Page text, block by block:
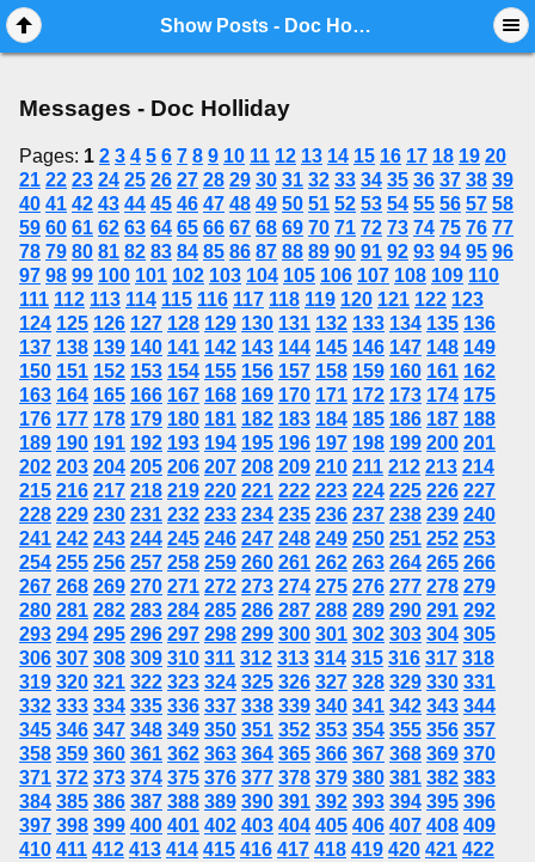
Show Posts - Doc Holliday
Messages - Doc Holliday
Pages: 1 2 3 4 5 6 7 8 9 10 11 12 13 14 15 16 17 18 19 20
21 22 23 24 25 26 27 28 29 30 31 32 33 34 35 36 37 38 39
40 41 42 43 44 45 46 47 48 49 50 51 52 53 54 55 56 57 58
59 60 61 62 63 64 65 66 67 68 69 70 71 72 73 74 75 76 77
78 79 80 81 82 83 84 85 86 87 88 89 90 91 92 93 94 95 96
97 98 99 100 101 102 103 104 105 106 107 108 109 110
111 112 113 114 115 116 117 118 119 120 121 122 123
124 125 126 127 128 129 130 131 132 133 134 135 136
137 138 139 140 141 142 143 144 145 146 147 148 149
150 151 152 153 154 155 156 157 158 159 160 161 162
163 164 165 166 167 168 169 170 171 172 173 174 175
176 177 178 179 180 181 182 183 184 185 186 187 188
189 190 191 192 193 194 195 196 197 198 199 200 201
202 203 204 205 206 207 208 209 210 211 212 213 214
215 216 217 218 219 220 221 222 223 224 225 226 227
228 229 230 231 232 233 234 235 236 237 238 239 240
241 242 243 244 245 246 247 248 249 250 251 252 253
254 255 256 257 258 259 260 261 262 263 264 265 266
267 268 269 270 271 272 273 274 275 276 277 278 279
280 281 282 283 284 285 286 287 288 289 290 291 292
293 294 295 296 297 298 299 300 301 302 303 304 305
306 307 308 309 310 311 312 313 314 315 316 317 318
319 320 321 322 323 324 325 326 327 328 329 330 331
332 333 334 335 336 337 338 339 340 341 342 343 344
345 346 347 348 349 350 351 352 353 354 355 356 357
358 359 360 361 362 363 364 365 366 367 368 369 370
371 372 373 374 375 376 377 378 379 380 381 382 383
384 385 386 387 388 389 390 391 392 393 394 395 396
397 398 399 400 401 402 403 404 405 406 407 408 409
410 411 412 413 414 415 416 417 418 419 420 421 422